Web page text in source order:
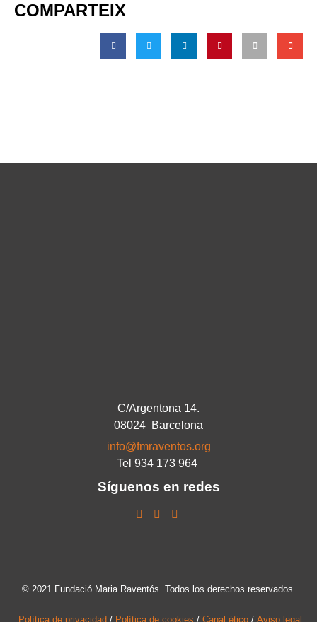
COMPARTEIX
C/Argentona 14.
08024 Barcelona
info@fmraventos.org
Tel 934 173 964
Síguenos en redes
© 2021 Fundació Maria Raventós. Todos los derechos reservados
Política de privacidad / Política de cookies / Canal ético/ Aviso legal